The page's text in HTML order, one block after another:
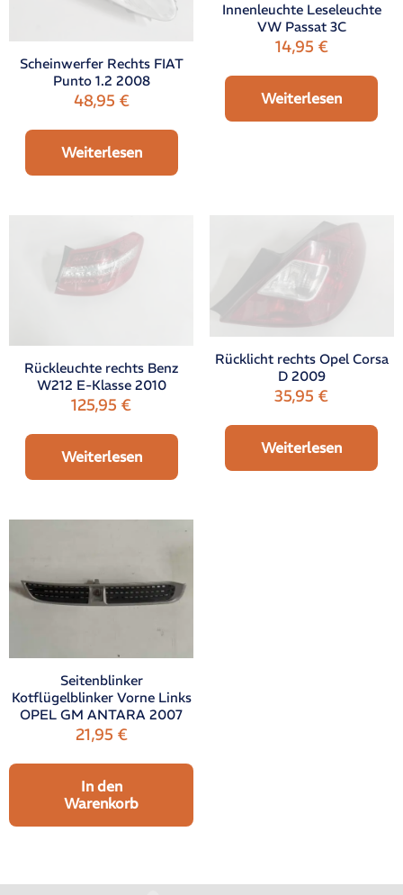
Scheinwerfer Rechts FIAT
Punto 1.2 2008
48,95 €
Weiterlesen
Innenleuchte Leseleuchte
VW Passat 3C
14,95 €
Weiterlesen
Rückleuchte rechts Benz
W212 E-Klasse 2010
125,95€
Weiterlesen
Rücklicht rechts Opel Corsa
D 2009
35,95€
Weiterlesen
Seitenblinker
Kotflügelblinker Vorne Links
OPEL GM ANTARA 2007
21,95 €
In den
Warenkorb